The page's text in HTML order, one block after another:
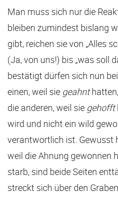
Man muss sich nur die
bleiben zumindest bislang
gibt, reichen sie von „Alles
(Ja, von uns!) bis „was soll
bestätigt dürfen sich nun
einen, weil sie geahnt
die anderen, weil sie gehofft
wird und nicht ein wild
verantwortlich ist. Gewusst
weil die Ahnung gewonnen
starb, sind beide Seiten
streckt sich über den